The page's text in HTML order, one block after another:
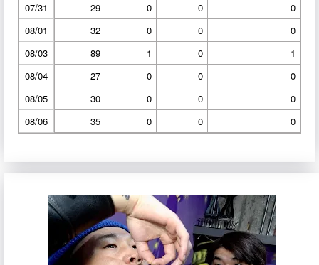
07/31
29 0 0
0
08/01
32 0 0
0
08/03
89 1 0
1
08/04
27 0 0
0
08/05
30 0 0
0
08/06
35 0 0 0